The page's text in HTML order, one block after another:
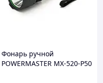
Фонарь ручной
POWERMASTER MX-520-P50